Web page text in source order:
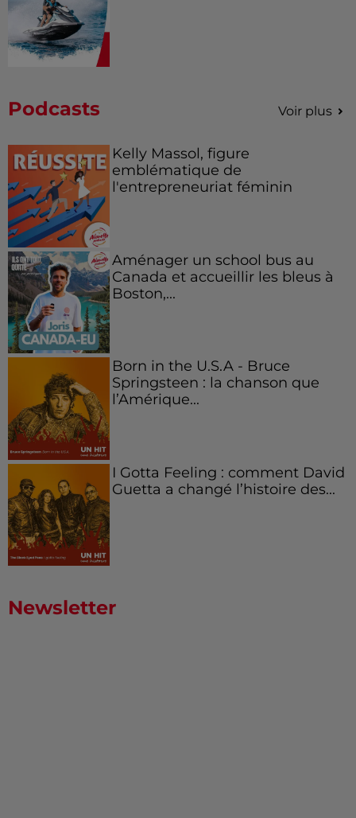
Podcasts Voir plus
Kelly Massol, figure
emblématique de
l'entrepreneuriat féminin
Aménager un school bus au
Canada et accueillir les bleus à
Boston,...
Born in the U.S.A - Bruce
Springsteen : la chanson que
l’Amérique...
I Gotta Feeling : comment David
Guetta a changé l’histoire des...
Newsletter